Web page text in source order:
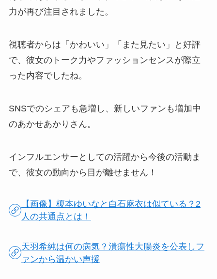
力が再び注目されました。
視聴者からは「かわいい」「また見たい」と好評
で、彼女のトーク力やファッションセンスが際立
った内容でしたね。
SNSでのシェアも急増し、新しいファンも増加中
のあかせあかりさん。
インフルエンサーとしての活躍から今後の活動ま
で、彼女の動向から目が離せません！
【画像】榎本ゆいなと白石麻衣は似ている？2
人の共通点とは！
天羽希純は何の病気？潰瘍性大腸炎を公表しフ
ァンから温かい声援